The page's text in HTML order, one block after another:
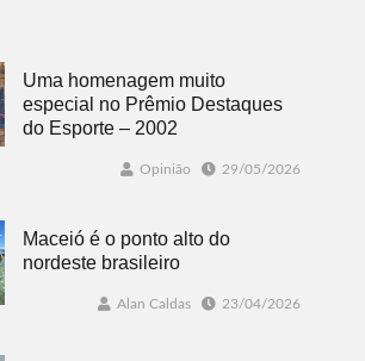
Uma homenagem muito
especial no Prêmio Destaques
do Esporte – 2002
Opinião 29/05/2026
Maceió é o ponto alto do
nordeste brasileiro
Alan Caldas 23/04/2026